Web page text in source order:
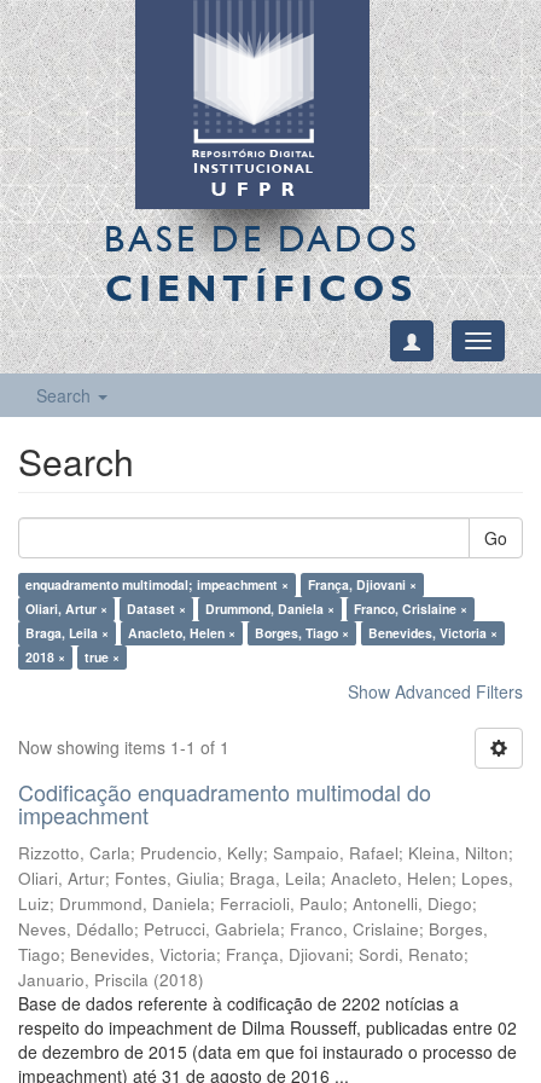
BASE DE DADOS
CIENTÍFICOS
Toggle
Search
Search
Go
enquadramento multimodal; impeachment ×
França, Djiovani ×
Oliari, Artur ×
Dataset × Drummond, Daniela ×
Franco, Crislaine ×
Braga, Leila ×
Anacleto, Helen × Borges, Tiago ×
Benevides, Victoria ×
2018 ×
true ×
Show Advanced Filters
Now showing items 1-1 of 1
Codificação enquadramento multimodal do
impeachment
Rizzotto, Carla; Prudencio, Kelly; Sampaio, Rafael; Kleina, Nilton;
Oliari, Artur; Fontes, Giulia; Braga, Leila; Anacleto, Helen; Lopes,
Luiz; Drummond, Daniela; Ferracioli, Paulo; Antonelli, Diego;
Neves, Dédallo; Petrucci, Gabriela; Franco, Crislaine; Borges,
Tiago; Benevides, Victoria; França, Djiovani; Sordi, Renato;
Januario, Priscila (2018)
Base de dados referente à codificação de 2202 notícias a
respeito do impeachment de Dilma Rousseff, publicadas entre 02
de dezembro de 2015 (data em que foi instaurado o processo de
impeachment) até 31 de agosto de 2016 ...